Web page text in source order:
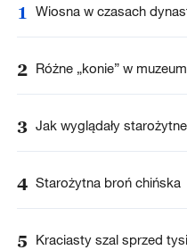
1 Wiosna w czasach
2 Różne „konie” w muzeum
3 Jak wyglądały
4 Starożytna broń chińska
5 Kraciasty szal sprzed